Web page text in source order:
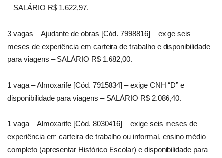
– SALÁRIO R$ 1.622,97.
3 vagas – Ajudante de obras [Cód. 7998816] – exige seis
meses de experiência em carteira de trabalho e disponibilidade
para viagens – SALÁRIO R$ 1.682,00.
1 vaga – Almoxarife [Cód. 7915834] – exige CNH “D” e
disponibilidade para viagens – SALÁRIO R$ 2.086,40.
1 vaga – Almoxarife [Cód. 8030416] – exige seis meses de
experiência em carteira de trabalho ou informal, ensino médio
completo (apresentar Histórico Escolar) e disponibilidade para